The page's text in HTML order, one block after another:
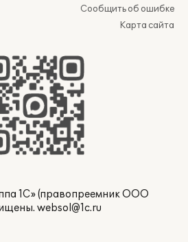
Сообщить об ошибке
Карта сайта
1С» (правопреемник ООО
websol@1c.ru